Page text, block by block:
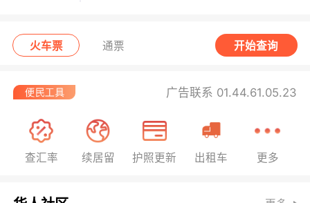
火车票 通票 开始查询
广告联系 01.44.61.05.23
查汇率 续居留 护照更新 出租车 更多